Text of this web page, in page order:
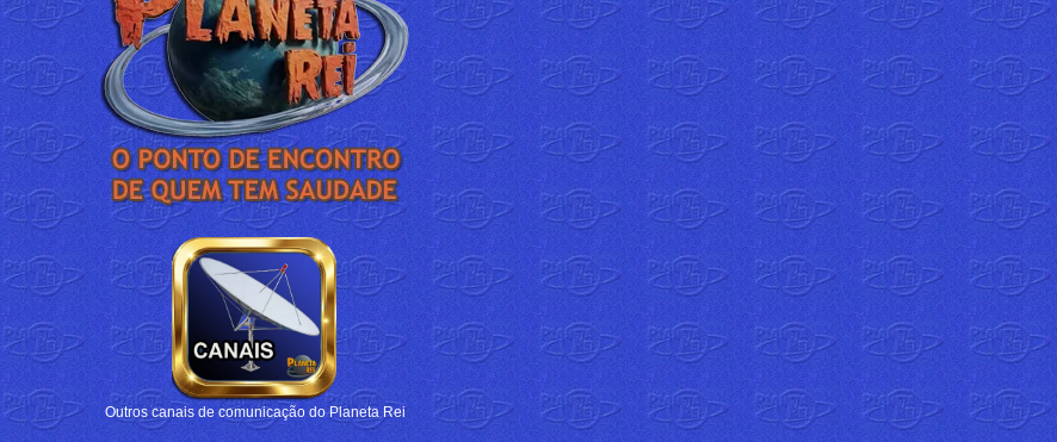
Outros canais de comunicação do Planeta Rei